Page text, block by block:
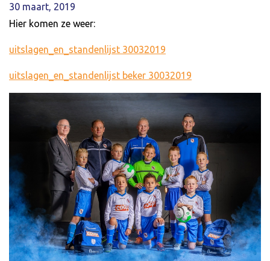
30 maart, 2019
Hier komen ze weer:
uitslagen_en_standenlijst 30032019
uitslagen_en_standenlijst beker 30032019